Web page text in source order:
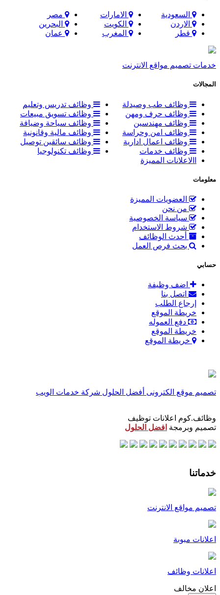
السعودية الامارات
مصر
الاردن
الكويت
البحرين
قطر
المغرب عمان
خدمات تصميم مواقع الانترنت
المجالات
وظائف طب وصيدلة
وظائف تدريس وتعليم
وظائف حرف ومهن
وظائف تسويق مبيعات
وظائف مهندسين
وظائف سياحة وضيافة
وظائف امن وحراسة
وظائف مالية وقانونية
وظائف اعمال ادارية
وظائف سائقين توصيل
وظائف خدمات
وظائف تكنولوجيا
االاعلانات المميزة
معلومات
العضويات المميزة
من نحن
سياسة الخصوصية
شروط الاستخدام
أحدث الوظائف
بحث فرص العمل
حسابي
اضف وظيفة
اتصل بنا
إرجاع الطلب
خريطة الموقع
دفع العموله
خريطة الموقع
خريطة الموقع
تصميم موقع الكترونى أفضل الحلول شركة خدمات الويب
وظائف.كوم اعلانات توظيف
تصميم وبرمجة افضل الحلول
خدماتنا
تصميم مواقع الانترنت
اعلانات مبوبة
اعلانات وظائف
اعلان مخالف